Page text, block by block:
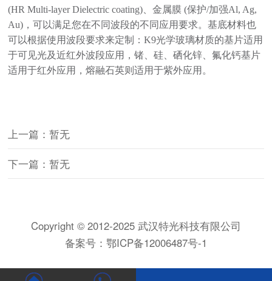
(HR Multi-layer Dielectric coating)、金属膜 (保护/加强Al, Ag,
Au)，可以满足您在不同波段的不同应用要求。基底材料也
可以根据使用波段要求来定制：K9光学玻璃材质的基片适用
于可见光及近红外波段应用，锗、硅、硒化锌、氟化钙基片
适用于红外应用，熔融石英则适用于紫外应用。
上一篇：暂无
下一篇：暂无
Copyright © 2012-2025 武汉特光科技有限公司
备案号： 鄂ICP备12006487号-1